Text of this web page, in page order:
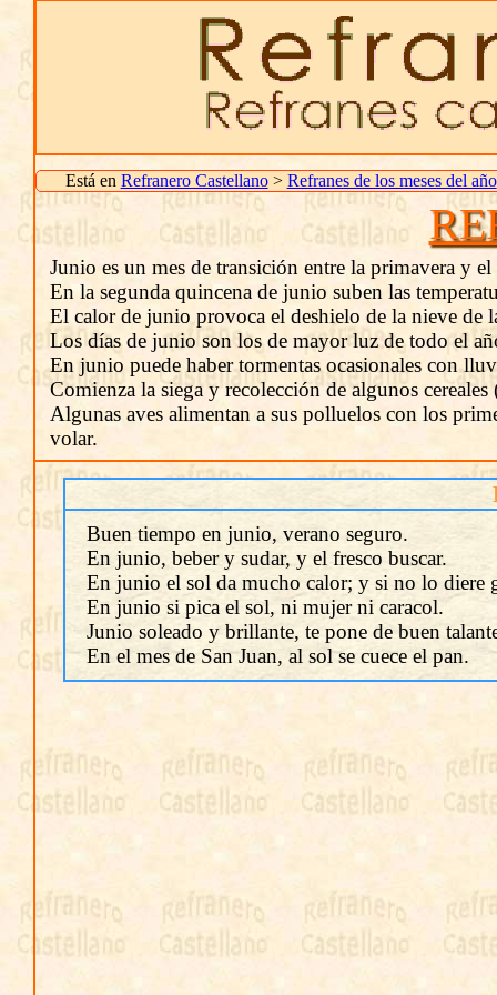
Está en Refranero Castellano> Refranes de los meses del año
Junio es un mes de transición entre la primavera y
En la segunda quincena de junio suben las
El calor de junio provoca el deshielo de la nieve de
Los días de junio son los de mayor luz de todo el
En junio puede haber tormentas ocasionales con
Comienza la siega y recolección de algunos
Algunas aves alimentan a sus polluelos con los
volar.
Buen tiempo en junio, verano seguro.
En junio, beber y sudar, y el fresco buscar.
En junio el sol da mucho calor; y si no lo diere
En junio si pica el sol, ni mujer ni caracol.
Junio soleado y brillante, te pone de buen
En el mes de San Juan, al sol se cuece el pan.